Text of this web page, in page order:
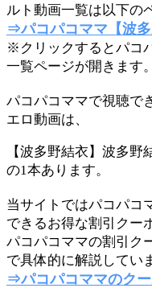
ルト動画一覧は以下の
⇒パコパコママ【波
※クリックするとパコ
一覧ページが開きます。
パコパコママで視聴で
エロ動画は、
【波多野結衣】波多野
の1本あります。
当サイトではパコパコ
できるお得な割引クー
パコパコママの割引ク
で具体的に解説してい
⇒パコパコママのク